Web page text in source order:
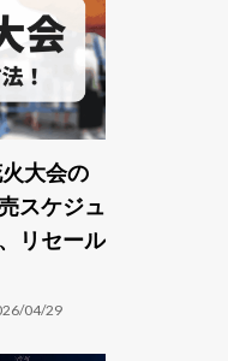
大会の
スケジュ
リセール
04/29